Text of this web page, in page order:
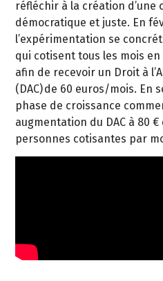
réfléchir à la création d’une
démocratique et juste. En
l’expérimentation se
qui cotisent tous les mois
afin de recevoir un Droit à
(DAC) de 60 euros/mois. En
phase de croissance
augmentation du DAC à 80 €
personnes cotisantes par